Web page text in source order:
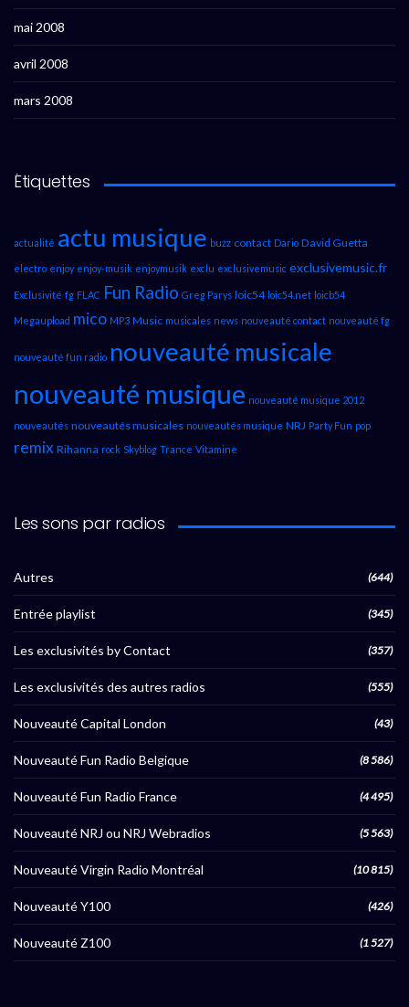
mai 2008
avril 2008
mars 2008
Étiquettes
actualité actu musique buzz contact Dario David Guetta
electro enjoy enjoy-musik enjoymusik exclu exclusivemusic exclusivemusic.fr
Exclusivité fg FLAC Fun Radio Greg Parys loic54 loic54.net loicb54
Megaupload mico MP3 Music musicales news nouveauté contact nouveauté fg
nouveauté fun radio nouveauté musicale
nouveauté musique nouveauté musique 2012
nouveautés nouveautés musicales nouveautés musique NRJ Party Fun pop
remix Rihanna rock Skyblog Trance Vitamine
Les sons par radios
Autres (644)
Entrée playlist (345)
Les exclusivités by Contact (357)
Les exclusivités des autres radios (555)
Nouveauté Capital London (43)
Nouveauté Fun Radio Belgique (8 586)
Nouveauté Fun Radio France (4 495)
Nouveauté NRJ ou NRJ Webradios (5 563)
Nouveauté Virgin Radio Montréal (10 815)
Nouveauté Y100 (426)
Nouveauté Z100 (1 527)